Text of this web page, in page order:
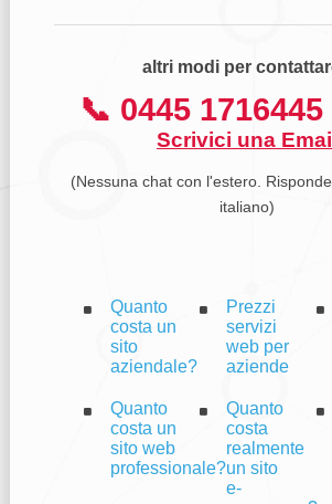
altri modi per
📞 0445 1716445
Scrivici una
(Nessuna chat con l'estero.
italiano)
Quanto
costa un
sito
aziendale?
Prezzi
servizi
web per
aziende
Quanto
costa un
sito web
professionale?
Quanto
costa
realmente
un sito
e-